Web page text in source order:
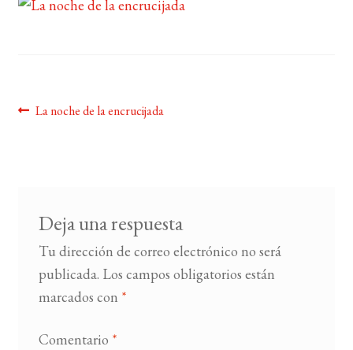
LA EDITORIAL
Navegación
Anterior:
La noche de la encrucijada
Deja una respuesta
Tu dirección de correo electrónico no será
publicada. Los campos obligatorios están
marcados con *
Comentario *